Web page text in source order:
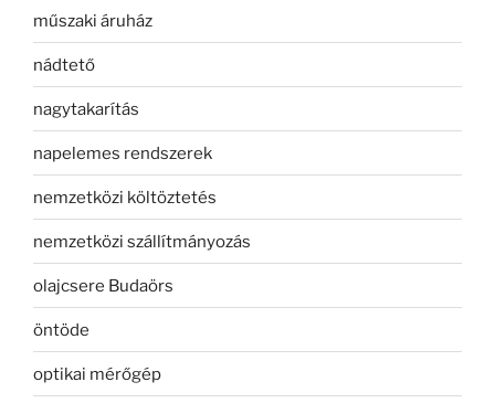
műszaki áruház
nádtető
nagytakarítás
napelemes rendszerek
nemzetközi költöztetés
nemzetközi szállítmányozás
olajcsere Budaörs
öntöde
optikai mérőgép